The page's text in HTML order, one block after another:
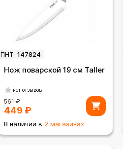
ПНТ: 147824
Нож поварской 19 см Taller
нет отзывов
561₽
449 ₽
В наличии в 2 магазинах